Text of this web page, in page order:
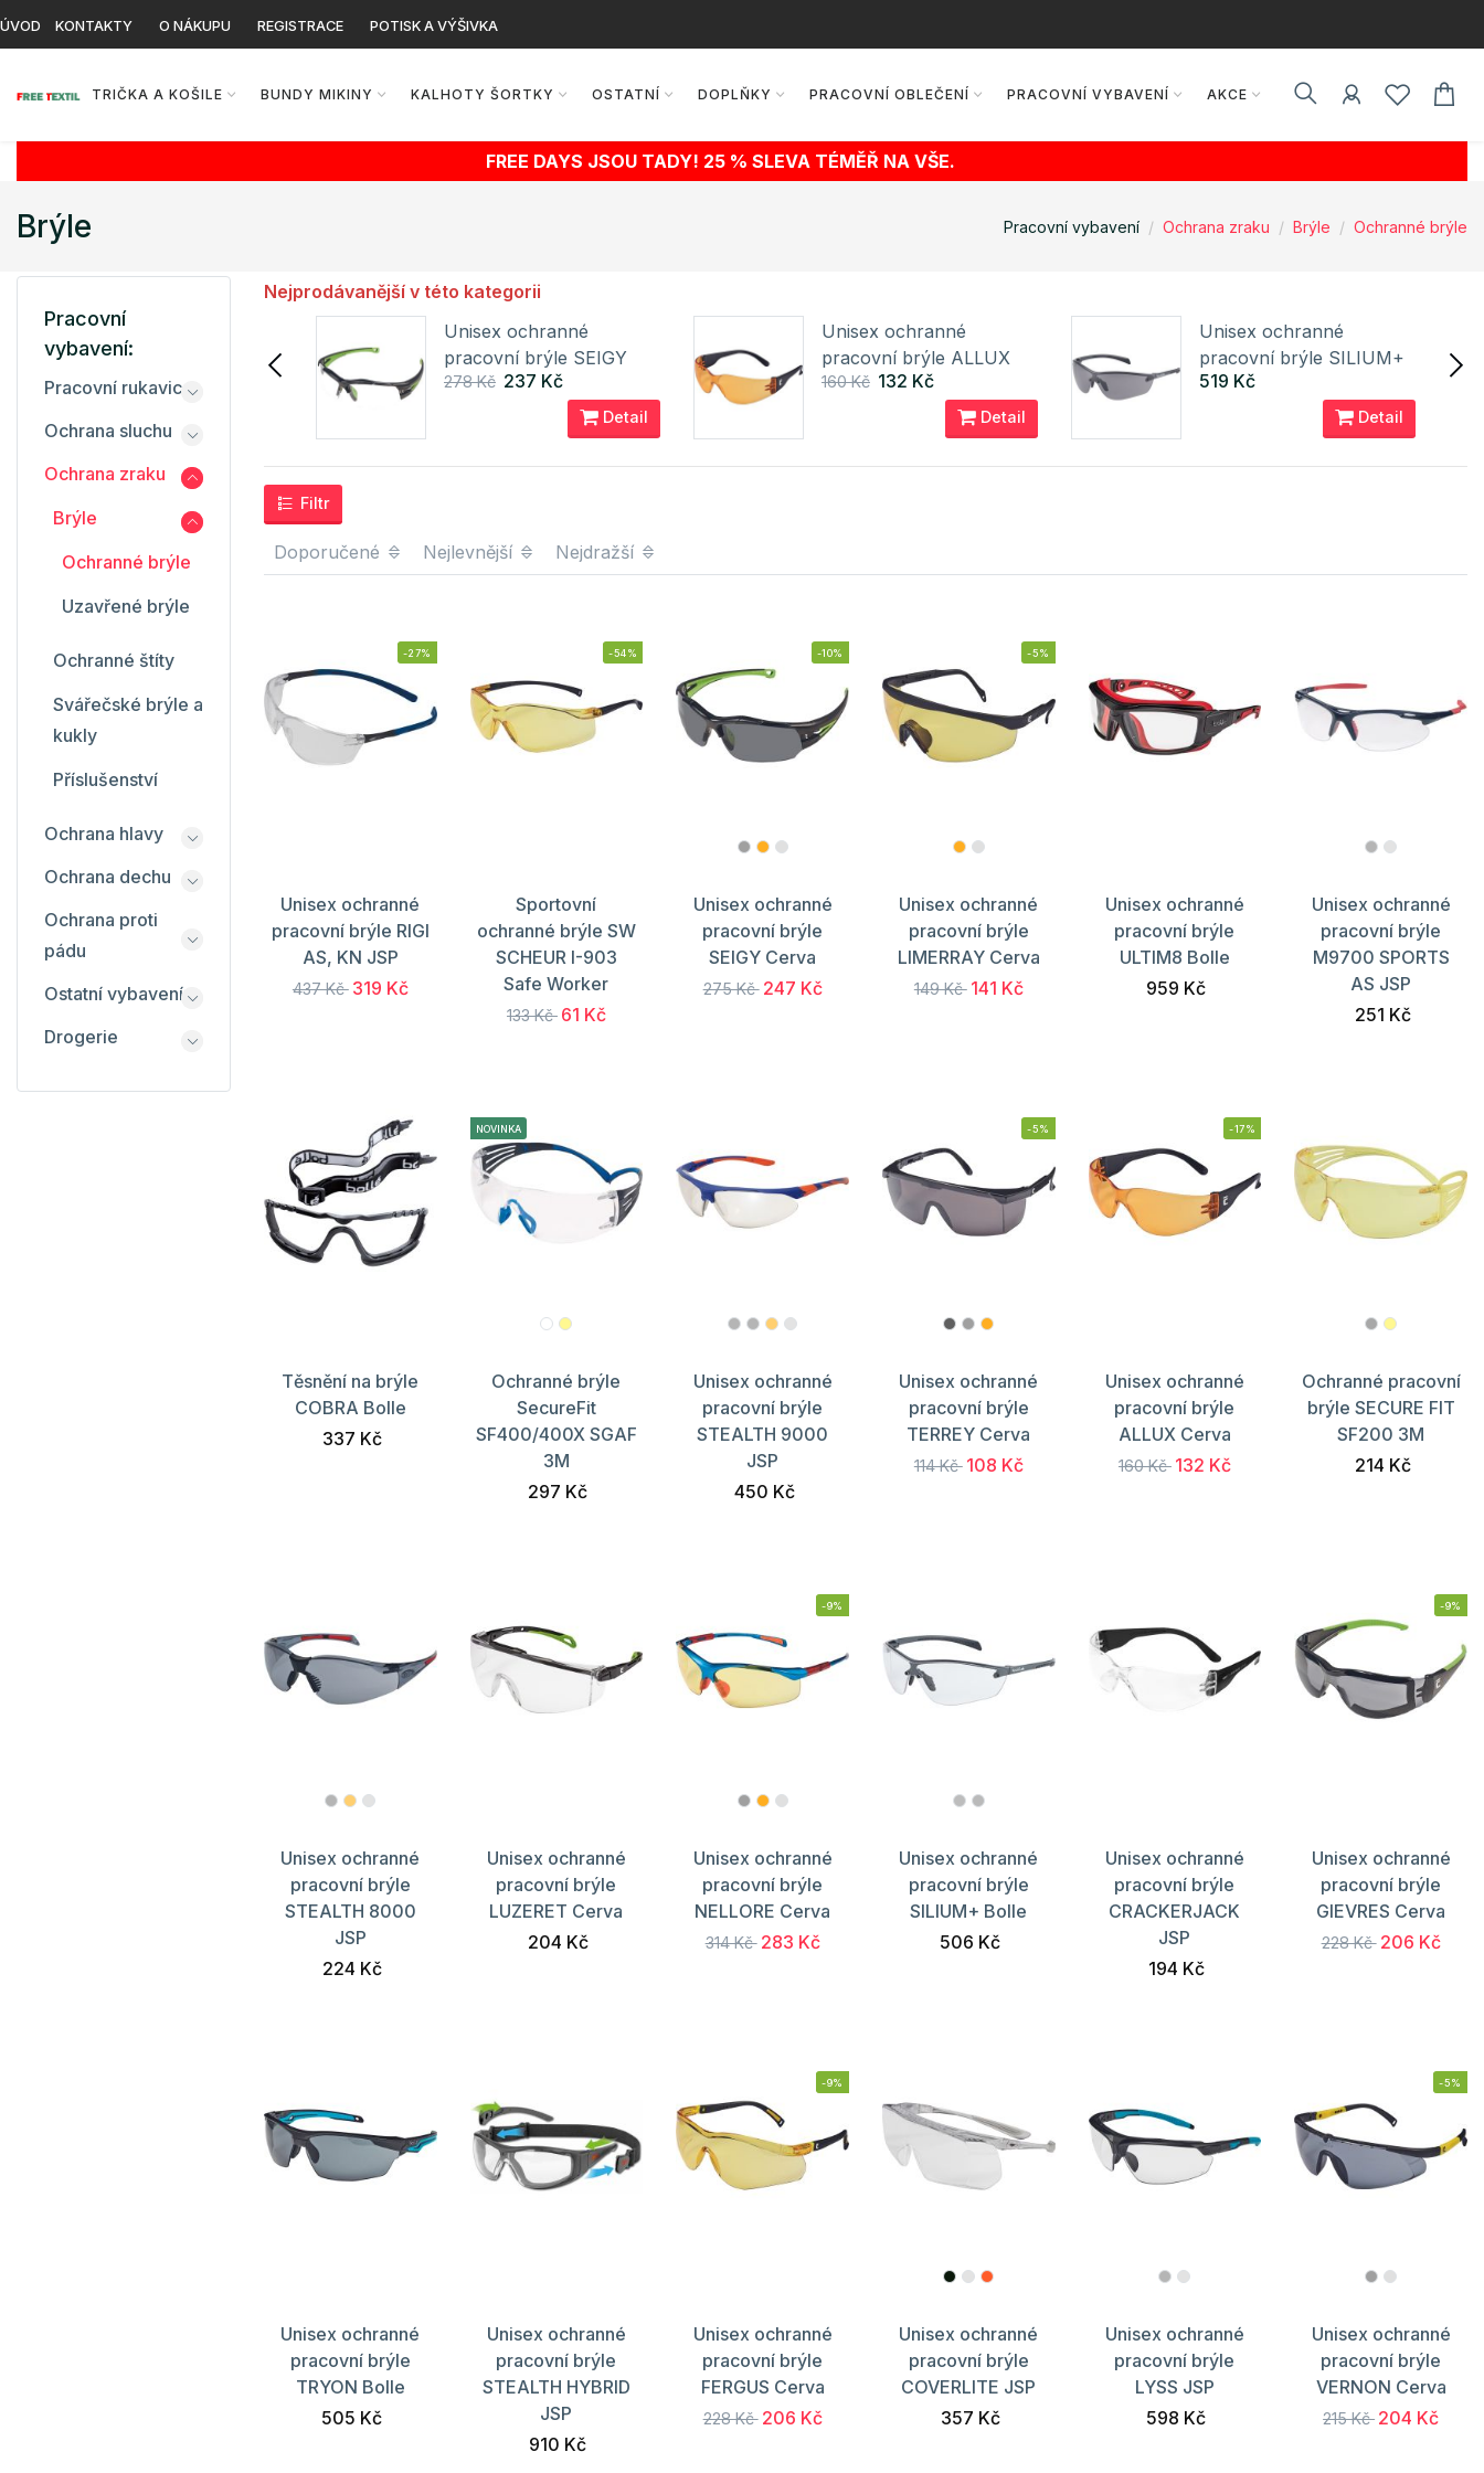
ÚVOD KONTAKTY O NÁKUPU REGISTRACE POTISK A VÝŠIVKA
TRIČKA A KOŠILE BUNDY MIKINY KALHOTY ŠORTKY OSTATNÍ DOPLŇKY PRACOVNÍ OBLEČENÍ PRACOVNÍ VYBAVENÍ AKCE
FREE DAYS JSOU TADY! 25 % SLEVA TÉMĚŘ NA VŠE.
Brýle Pracovní vybavení Ochrana zraku Brýle Ochranné brýle
Nejprodávanější v této kategorii
Unisex ochranné
pracovní brýle
LIMERRAY Cerva
149 Kč 141 Kč
Unisex ochranné
pracovní brýle SEIGY
Cerva
278 Kč 237 Kč
Detail
Unisex ochranné
pracovní brýle ALLUX
Cerva
160 Kč 132 Kč
Detail
Unisex ochranné
pracovní brýle SILIUM+
Bolle
519 Kč
Detail
Filtr
Doporučené Nejlevnější Nejdražší
-27%
Unisex ochranné
pracovní brýle RIGI
AS, KN JSP
437 Kč 319 Kč
-54%
Sportovní
ochranné brýle SW
SCHEUR I-903
Safe Worker
133 Kč 61 Kč
-10%
Unisex ochranné
pracovní brýle
SEIGY Cerva
275 Kč 247 Kč
-5%
Unisex ochranné
pracovní brýle
LIMERRAY Cerva
149 Kč 141 Kč
Unisex ochranné
pracovní brýle
ULTIM8 Bolle
959 Kč
Unisex ochranné
pracovní brýle
M9700 SPORTS
AS JSP
251 Kč
Těsnění na brýle
COBRA Bolle
337 Kč
NOVINKA
Ochranné brýle
SecureFit
SF400/400X SGAF
3M
297 Kč
Unisex ochranné
pracovní brýle
STEALTH 9000
JSP
450 Kč
-5%
Unisex ochranné
pracovní brýle
TERREY Cerva
114 Kč 108 Kč
-17%
Unisex ochranné
pracovní brýle
ALLUX Cerva
160 Kč 132 Kč
Ochranné pracovní
brýle SECURE FIT
SF200 3M
214 Kč
Unisex ochranné
pracovní brýle
STEALTH 8000
JSP
224 Kč
Unisex ochranné
pracovní brýle
LUZERET Cerva
204 Kč
-9%
Unisex ochranné
pracovní brýle
NELLORE Cerva
314 Kč 283 Kč
Unisex ochranné
pracovní brýle
SILIUM+ Bolle
506 Kč
Unisex ochranné
pracovní brýle
CRACKERJACK
JSP
194 Kč
-9%
Unisex ochranné
pracovní brýle
GIEVRES Cerva
228 Kč 206 Kč
Unisex ochranné
pracovní brýle
TRYON Bolle
505 Kč
Unisex ochranné
pracovní brýle
STEALTH HYBRID
JSP
910 Kč
-9%
Unisex ochranné
pracovní brýle
FERGUS Cerva
228 Kč 206 Kč
Unisex ochranné
pracovní brýle
COVERLITE JSP
357 Kč
Unisex ochranné
pracovní brýle
LYSS JSP
598 Kč
-5%
Unisex ochranné
pracovní brýle
VERNON Cerva
215 Kč 204 Kč
Pracovní
vybavení:
Pracovní rukavice
Ochrana sluchu
Ochrana zraku
Brýle
Ochranné brýle
Uzavřené brýle
Ochranné štíty
Svářečské brýle a
kukly
Příslušenství
Ochrana hlavy
Ochrana dechu
Ochrana proti
pádu
Ostatní vybavení
Drogerie